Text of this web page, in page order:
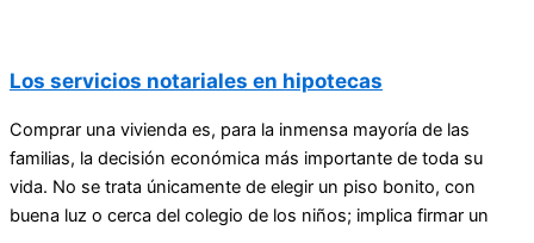
Los servicios notariales en hipotecas
Comprar una vivienda es, para la inmensa mayoría de las
familias, la decisión económica más importante de toda su
vida. No se trata únicamente de elegir un piso bonito, con
buena luz o cerca del colegio de los niños; implica firmar un